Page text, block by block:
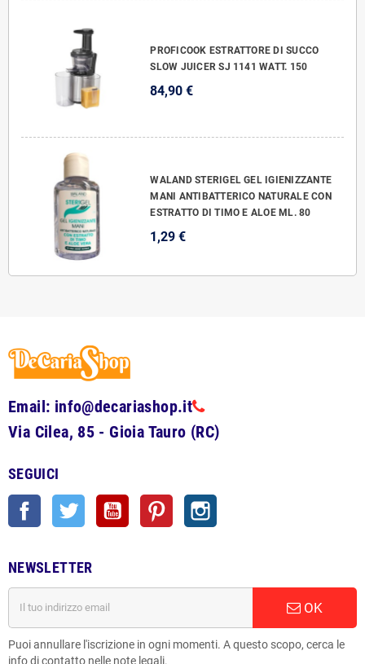
PROFICOOK ESTRATTORE DI SUCCO
SLOW JUICER SJ 1141 WATT. 150
84,90 €
WALAND STERIGEL GEL IGIENIZZANTE
MANI ANTIBATTERICO NATURALE CON
ESTRATTO DI TIMO E ALOE ML. 80
1,29 €
Email: info@decariashop.it
Via Cilea, 85 - Gioia Tauro (RC)
SEGUICI
Facebook Twitter YouTube Pinterest
NEWSLETTER
OK
Puoi annullare l'iscrizione in ogni momenti. A questo scopo, cerca le
info di contatto nelle note legali.